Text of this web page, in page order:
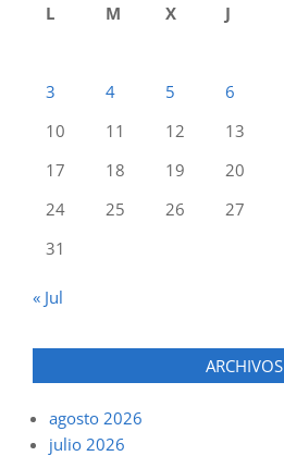
L
M X J
3
4 5 6
10
11 12 13
17
18 19 20
24
25 26 27
31
« Jul
ARCHIVOS
agosto 2026
julio 2026